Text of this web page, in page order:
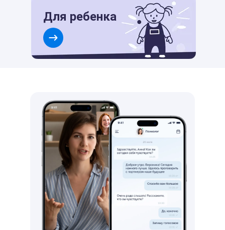
Для ребенка